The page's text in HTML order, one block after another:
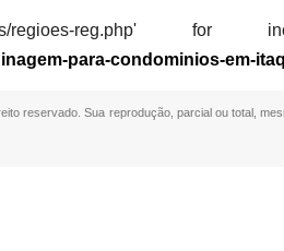
reg.php' for
para-condominios-em-
reservado. Sua reprodução, parcial ou total,